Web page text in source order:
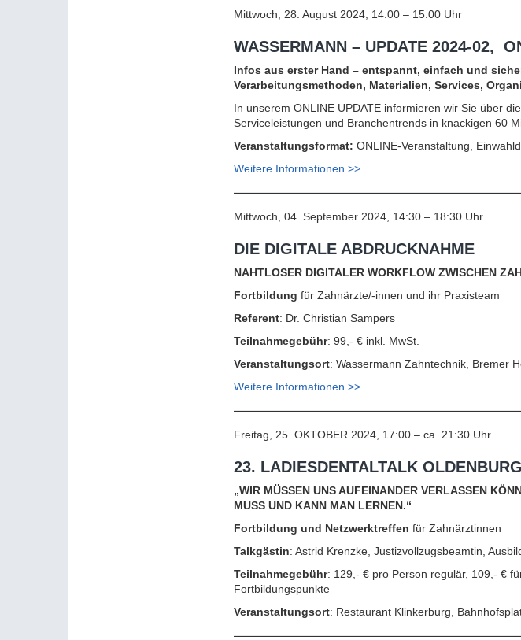
Mittwoch, 28. August 2024, 14:00 – 15:00 Uhr
WASSERMANN – UPDATE 2024-02,
Infos aus erster Hand – entspannt, einfach und
Verarbeitungsmethoden, Materialien, Services,
In unserem ONLINE UPDATE informieren wir Sie über
Serviceleistungen und Branchentrends in knackigen 60
Veranstaltungsformat: ONLINE-Veranstaltung,
Weitere Informationen >>
Mittwoch, 04. September 2024, 14:30 – 18:30 Uhr
DIE DIGITALE ABDRUCKNAHME
NAHTLOSER DIGITALER WORKFLOW ZWISCHEN
Fortbildung für Zahnärzte/-innen und ihr Praxisteam
Referent: Dr. Christian Sampers
Teilnahmegebühr: 99,‐ € inkl. MwSt.
Veranstaltungsort: Wassermann Zahntechnik, Bremer
Weitere Informationen >>
Freitag, 25. OKTOBER 2024, 17:00 – ca. 21:30 Uhr
23. LADIESDENTALTALK OLDENBURG
„WIR MÜSSEN UNS AUFEINANDER VERLASSEN
MUSS UND KANN MAN LERNEN.“
Fortbildung und Netzwerktreffen für Zahnärztinnen
Talkgästin: Astrid Krenzke, Justizvollzugsbeamtin,
Teilnahmegebühr: 129,‐ € pro Person regulär, 109,‐ €
Fortbildungspunkte
Veranstaltungsort: Restaurant Klinkerburg,